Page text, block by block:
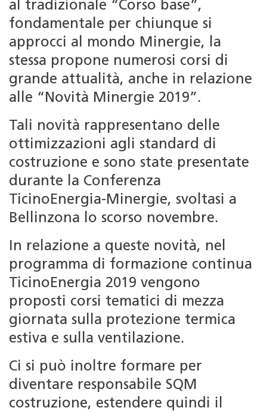
al tradizionale “Corso base”,
fondamentale per chiunque si
approcci al mondo Minergie, la
stessa propone numerosi corsi di
grande attualità, anche in relazione
alle “Novità Minergie 2019”.
Tali novità rappresentano delle
ottimizzazioni agli standard di
costruzione e sono state presentate
durante la Conferenza
TicinoEnergia-Minergie, svoltasi a
Bellinzona lo scorso novembre.
In relazione a queste novità, nel
programma di formazione continua
TicinoEnergia 2019 vengono
proposti corsi tematici di mezza
giornata sulla protezione termica
estiva e sulla ventilazione.
Ci si può inoltre formare per
diventare responsabile SQM
costruzione, estendere quindi il